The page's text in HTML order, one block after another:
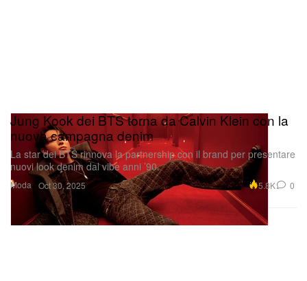
Moda
Jung Kook dei BTS torna da Calvin Klein con la
nuova campagna denim
La star dei BTS rinnova la partnership con il brand per presentare
nuovi look denim dal vibe anni ’90.
Oct 30, 2025 5.8K 0